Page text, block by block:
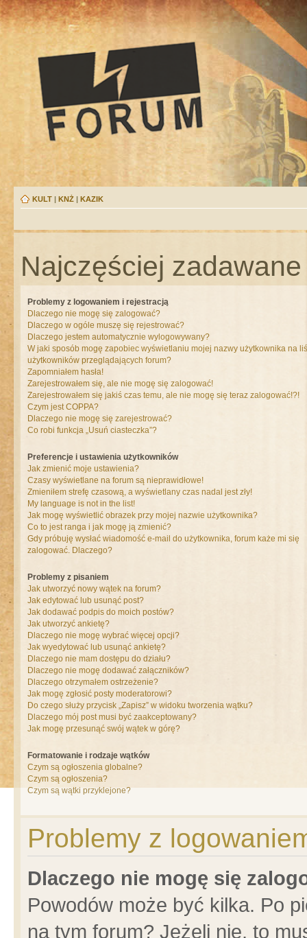
KULT | KNŻ | KAZIK
Najczęściej
Problemy z logowaniem i rejestracją
Dlaczego nie mogę się zalogować?
Dlaczego w ogóle muszę się rejestrować?
Dlaczego jestem automatycznie wylogowywany?
W jaki sposób mogę zapobiec wyświetlaniu mojej nazwy użytkownika na
użytkowników przeglądających forum?
Zapomniałem hasła!
Zarejestrowałem się, ale nie mogę się zalogować!
Zarejestrowałem się jakiś czas temu, ale nie mogę się teraz zalogować!?!
Czym jest COPPA?
Dlaczego nie mogę się zarejestrować?
Co robi funkcja „Usuń ciasteczka”?
Preferencje i ustawienia użytkowników
Jak zmienić moje ustawienia?
Czasy wyświetlane na forum są nieprawidłowe!
Zmieniłem strefę czasową, a wyświetlany czas nadal jest zły!
My language is not in the list!
Jak mogę wyświetlić obrazek przy mojej nazwie użytkownika?
Co to jest ranga i jak mogę ją zmienić?
Gdy próbuję wysłać wiadomość e-mail do użytkownika, forum każe mi się
zalogować. Dlaczego?
Problemy z pisaniem
Jak utworzyć nowy wątek na forum?
Jak edytować lub usunąć post?
Jak dodawać podpis do moich postów?
Jak utworzyć ankietę?
Dlaczego nie mogę wybrać więcej opcji?
Jak wyedytować lub usunąć ankietę?
Dlaczego nie mam dostępu do działu?
Dlaczego nie mogę dodawać załączników?
Dlaczego otrzymałem ostrzeżenie?
Jak mogę zgłosić posty moderatorowi?
Do czego służy przycisk „Zapisz” w widoku tworzenia wątku?
Dlaczego mój post musi być zaakceptowany?
Jak mogę przesunąć swój wątek w górę?
Formatowanie i rodzaje wątków
Czym są ogłoszenia globalne?
Czym są ogłoszenia?
Czym są wątki przyklejone?
Problemy z
Dlaczego nie mogę się
Powodów może być kilka. Po
na tym forum? Jeżeli nie, to